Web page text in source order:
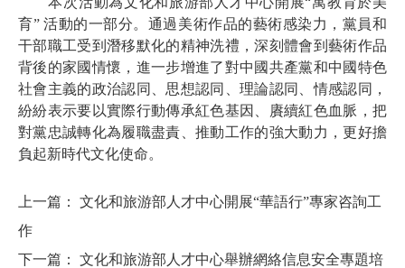
育” 活動的一部分。通過美術作品的藝術感染力，黨員和
干部職工受到潛移默化的精神洗禮，深刻體會到藝術作品
背後的家國情懷，進一步增進了對中國共產黨和中國特色
社會主義的政治認同、思想認同、理論認同、情感認同，
紛紛表示要以實際行動傳承紅色基因、賡續紅色血脈，把
對黨忠誠轉化為履職盡責、推動工作的強大動力，更好擔
負起新時代文化使命。
上一篇： 文化和旅游部人才中心開展“華語行”專家咨詢工
作
下一篇： 文化和旅游部人才中心舉辦網絡信息安全專題培